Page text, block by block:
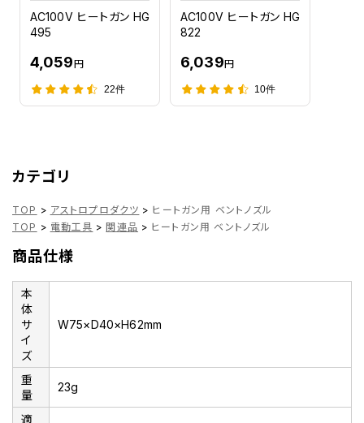
AC100V ヒートガン HG
495
4,059円
22件
AC100V ヒートガン HG
822
6,039円
10件
カテゴリ
TOP > アストロプロダクツ > ヒートガン用 ベントノズル
TOP > 電動工具 > 関連品 > ヒートガン用 ベントノズル
商品仕様
本
体
サ
イ
ズ
W75×D40×H62mm
重
量
23g
適